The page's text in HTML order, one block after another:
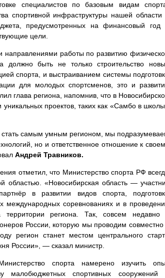
специалистов по базовым видам
спортивной инфраструктуры нашей области
предусмотренных на финансовый год
цели.
направлениями работы по развитию
должно быть не только строительство
спорта, и выстраиванием системы
для молодых спортсменов, это и
глава региона, напомнив, что в
проектов, таких как «Самбо в
стать самым умным регионом, мы
но и ответственное отношение к
Андрей Травников.
отметил, что Министерство спорта РФ
областью. «Новосибирская область —
в развитии видов спорта,
международных соревнованиях и в
территории региона. Так, совсем недавно
России, которую мы проводим совместно
регион станет местом центрального
России», — сказал министр.
спорта намерено изучить
малобюджетных спортивных сооружений